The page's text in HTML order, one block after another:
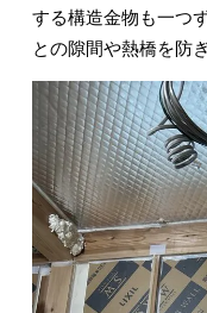
する構造金物も一つ
との隙間や熱橋を防